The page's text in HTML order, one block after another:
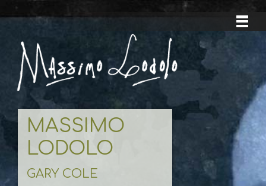
MASSIMO
LODOLO
GARY COLE